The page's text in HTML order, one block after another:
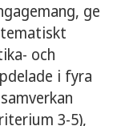
ge
och
i fyra
3-5),